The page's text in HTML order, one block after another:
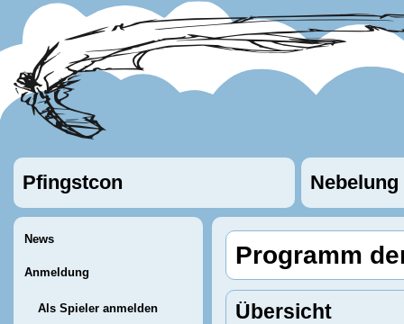
Pfingstcon Nebelung
News
Anmeldung
Als Spieler anmelden
Programm
Übersicht